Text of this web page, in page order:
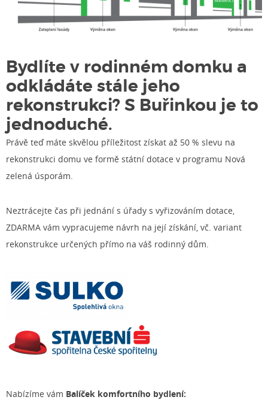
Bydlíte v rodinném domku a
odkládáte stále jeho
rekonstrukci? S Buřinkou je to
jednoduché.
Právě teď máte skvělou příležitost získat až 50 % slevu na
rekonstrukci domu ve formě státní dotace v programu Nová
zelená úsporám.
Neztrácejte čas při jednání s úřady s vyřizováním dotace,
ZDARMA vám vypracujeme návrh na její získání, vč. variant
rekonstrukce určených přímo na váš rodinný dům.
Nabízíme vám Balíček komfortního bydlení: